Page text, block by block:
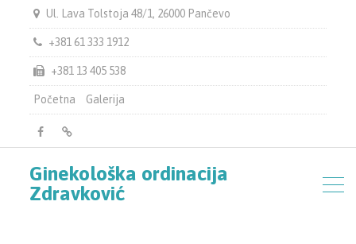
Ul. Lava Tolstoja 48/1, 26000 Pančevo
+381 61 333 1912
+381 13 405 538
Početna Galerija
facebook
Google
Map
Ginekološka ordinacija
Zdravković